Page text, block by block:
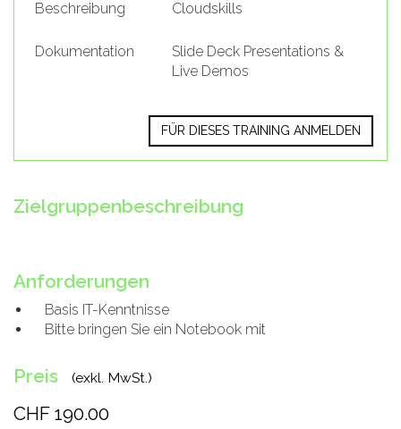
Beschreibung
Cloudskills
Dokumentation
Slide Deck Presentations &
Live Demos
FÜR DIESES TRAINING ANMELDEN
Zielgruppenbeschreibung
Anforderungen
Basis IT-Kenntnisse
Bitte bringen Sie ein Notebook mit
Preis (exkl. MwSt.)
CHF 190.00